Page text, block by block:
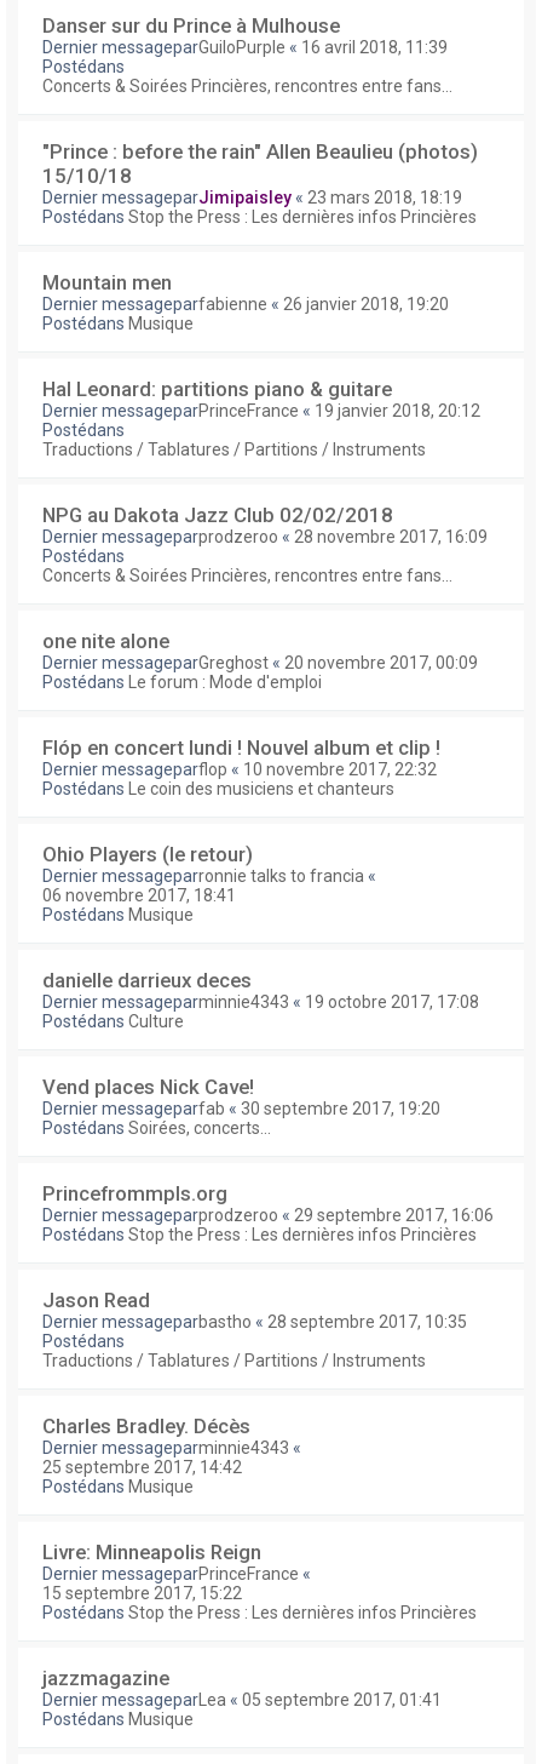
Danser sur du Prince à Mulhouse
Dernier messageparGuiloPurple « 16 avril 2018, 11:39
Postédans
Concerts & Soirées Princières, rencontres entre fans...
"Prince : before the rain" Allen Beaulieu (photos)
15/10/18
Dernier messageparJimipaisley « 23 mars 2018, 18:19
Postédans Stop the Press : Les dernières infos Princières
Mountain men
Dernier messageparfabienne « 26 janvier 2018, 19:20
Postédans Musique
Hal Leonard: partitions piano & guitare
Dernier messageparPrinceFrance « 19 janvier 2018, 20:12
Postédans
Traductions / Tablatures / Partitions / Instruments
NPG au Dakota Jazz Club 02/02/2018
Dernier messageparprodzeroo « 28 novembre 2017, 16:09
Postédans
Concerts & Soirées Princières, rencontres entre fans...
one nite alone
Dernier messageparGreghost « 20 novembre 2017, 00:09
Postédans
Le forum : Mode d'emploi
Flóp en concert lundi ! Nouvel album et clip !
Dernier messageparflop « 10 novembre 2017, 22:32
Postédans
Le coin des musiciens et chanteurs
Ohio Players (le retour)
Dernier messageparronnie talks to francia «
06 novembre 2017, 18:41
Postédans Musique
danielle darrieux deces
Dernier messageparminnie4343 « 19 octobre 2017, 17:08
Postédans Culture
Vend places Nick Cave!
Dernier messageparfab « 30 septembre 2017, 19:20
Postédans Soirées, concerts...
Princefrommpls.org
Dernier messageparprodzeroo « 29 septembre 2017, 16:06
Postédans Stop the Press : Les dernières infos Princières
Jason Read
Dernier messageparbastho « 28 septembre 2017, 10:35
Postédans
Traductions / Tablatures / Partitions / Instruments
Charles Bradley. Décès
Dernier messageparminnie4343 «
25 septembre 2017, 14:42
Postédans Musique
Livre: Minneapolis Reign
Dernier messageparPrinceFrance «
15 septembre 2017, 15:22
Postédans Stop the Press : Les dernières infos Princières
jazzmagazine
Dernier messagepar Lea « 05 septembre 2017, 01:41
Postédans Musique